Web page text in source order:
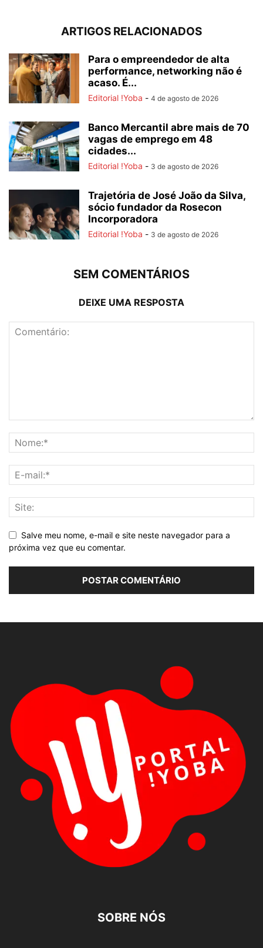
ARTIGOS RELACIONADOS
Para o empreendedor de alta
performance, networking não é
acaso. É...
Editorial !Yoba - 4 de agosto de 2026
Banco Mercantil abre mais de 70
vagas de emprego em 48
cidades...
Editorial !Yoba - 3 de agosto de 2026
Trajetória de José João da Silva,
sócio fundador da Rosecon
Incorporadora
Editorial !Yoba - 3 de agosto de 2026
SEM COMENTÁRIOS
DEIXE UMA RESPOSTA
Salve meu nome, e-mail e site neste navegador para a
próxima vez que eu comentar.
SOBRE NÓS